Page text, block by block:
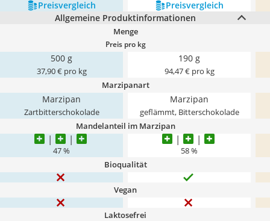
Preis­vergleich
Preis­vergleich
Allgemeine Produktinformationen
Menge
Preis pro kg
500 g
37,90 € pro kg
190 g
94,47 € pro kg
Marzipanart
Marzipan
Zartbitterschokolade
Marzipan
geflämmt, Bitterschokolade
Mandelanteil im Marzipan
47 % 58 %
Bioqualität
Vegan
Laktosefrei